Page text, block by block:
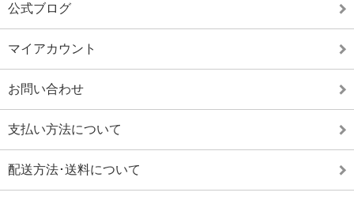
公式ブログ
マイアカウント
お問い合わせ
支払い方法について
配送方法･送料について